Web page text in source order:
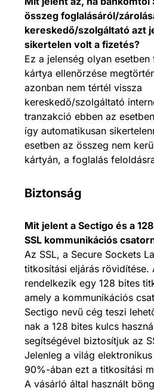
összeg foglalásáról/
kereskedő/szolgáltató azt
sikertelen volt a fizetés?
Ez a jelenség olyan
kártya ellenőrzése
azonban nem tértél vissza
kereskedő/szolgáltató
tranzakció ebben az
így automatikusan
esetben az összeg nem
kártyán, a foglalás
Biztonság
Mit jelent a Sectigo és a
SSL kommunikációs
Az SSL, a Secure Sockets
titkosítási eljárás rövidítése.
rendelkezik egy 128 bites
amely a kommunikációs
Sectigo nevű cég teszi
nak a 128 bites kulcs
segítségével biztosítjuk az
Jelenleg a világ
90%-ában ezt a titkosítási
A vásárló által használt